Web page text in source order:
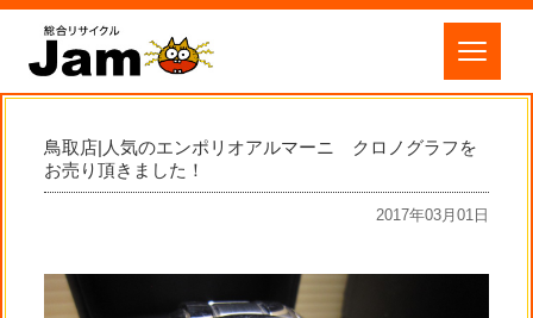
鳥取店|人気のエンポリオアルマーニ クロノグラフを
お売り頂きました！
2017年03月01日